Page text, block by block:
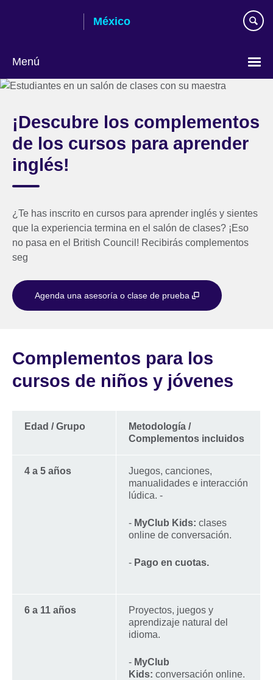
México
Menú
Choose
language
¡Descubre los complementos
de los cursos para aprender
inglés!
¿Te has inscrito en cursos para aprender inglés y sientes
que la experiencia termina en el salón de clases? ¡Eso
no pasa en el British Council! Recibirás complementos
seg
Agenda una asesoría o clase de prueba
Complementos para los
cursos de niños y jóvenes
Edad / Grupo
Metodología /
Complementos incluidos
4 a 5 años
Juegos, canciones,
manualidades e interacción
lúdica. -
- MyClub Kids: clases
online de conversación.
- Pago en cuotas.
6 a 11 años
Proyectos, juegos y
aprendizaje natural del
idioma.
- MyClub
Kids: conversación online.